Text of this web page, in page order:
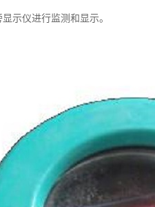
示仪进行监测和显示。